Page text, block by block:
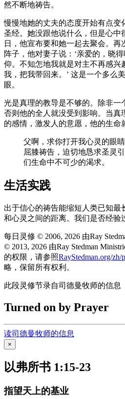
然不断地祷告。
慢慢地她的丈夫的态度开始有点变
圣经。她没跟他说什么，但是心中
日，他宣布要和她一起去聚会。再
阵子，他对妻子说：‘亲爱的，晓
仰。不知怎地我就是对主不再感兴
我，把我带回来。’ 这是一个多么
眼。
光是真理的教导是不够的。除非一
否则他的全人就没受到影响。当真
的感情，激发人的意愿，他的生命
父啊，求你打开我心灵的眼
屈膝祷告，迫切地恳求圣灵
们生命中不可少的渴求。
生活实践
出于信心的祷告能缩短人类已知最
和心灵之间的距离。我们是否经验
每日灵修 © 2006, 2026 由Ray
© 2013, 2026 由Ray Stedman
的权限，请参照RayStedman.org/zh/
略，保留所有权利。
此段灵修节录自司德曼牧师的信息
Turned on by Prayer
读司德曼牧师的信息
×
以弗所书 1:15-23
指望天上的基业